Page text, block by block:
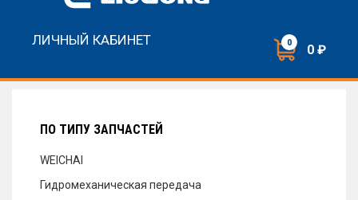
ЛИЧНЫЙ КАБИНЕТ 0 0 ₽
ПО ТИПУ ЗАПЧАСТЕЙ
WEICHAI
Гидромеханическая передача